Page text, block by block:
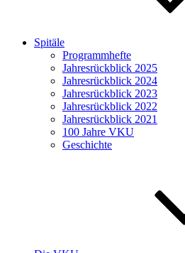
Spitäle
Programmhefte
Jahresrückblick 2025
Jahresrückblick 2024
Jahresrückblick 2023
Jahresrückblick 2022
Jahresrückblick 2021
100 Jahre VKU
Geschichte